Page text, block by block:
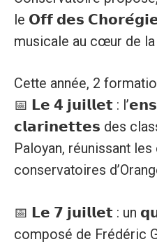
le 𝗢𝗳𝗳 𝗱𝗲𝘀
musicale au cœur de
Cette année, 2
📅 𝗟𝗲 𝟰 𝗷𝘂𝗶𝗹𝗹𝗲𝘁 :
𝗰𝗹𝗮𝗿𝗶𝗻𝗲𝘁𝘁𝗲𝘀 des
Paloyan, réunissant
conservatoires
📅 𝗟𝗲 𝟳 𝗷𝘂𝗶𝗹𝗹𝗲𝘁 : un
composé de Frédéric